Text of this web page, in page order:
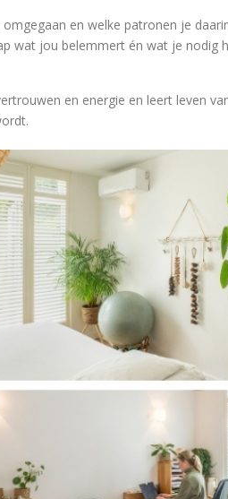
en welke patronen je
wat jou belemmert én wat je nodig
en energie en leert leven